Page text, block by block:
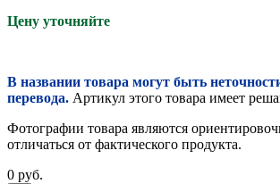
Цену уточняйте
В названии товара могут быть
перевода. Артикул этого товара имеет
Фотографии товара являются
отличаться от фактического продукта.
0 руб.